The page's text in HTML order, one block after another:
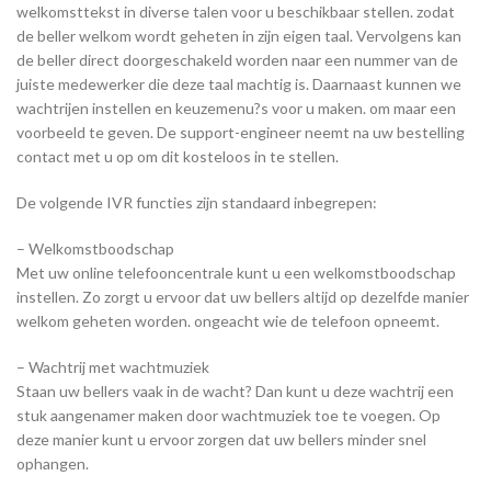
welkomsttekst in diverse talen voor u beschikbaar stellen. zodat
de beller welkom wordt geheten in zijn eigen taal. Vervolgens kan
de beller direct doorgeschakeld worden naar een nummer van de
juiste medewerker die deze taal machtig is. Daarnaast kunnen we
wachtrijen instellen en keuzemenu?s voor u maken. om maar een
voorbeeld te geven. De support-engineer neemt na uw bestelling
contact met u op om dit kosteloos in te stellen.
De volgende IVR functies zijn standaard inbegrepen:
– Welkomstboodschap
Met uw online telefooncentrale kunt u een welkomstboodschap
instellen. Zo zorgt u ervoor dat uw bellers altijd op dezelfde manier
welkom geheten worden. ongeacht wie de telefoon opneemt.
– Wachtrij met wachtmuziek
Staan uw bellers vaak in de wacht? Dan kunt u deze wachtrij een
stuk aangenamer maken door wachtmuziek toe te voegen. Op
deze manier kunt u ervoor zorgen dat uw bellers minder snel
ophangen.